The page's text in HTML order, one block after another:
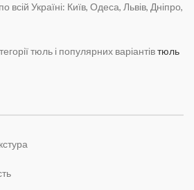
всій Україні: Київ, Одеса, Львів, Дніпро,
тюль і популярних варіантівтюль